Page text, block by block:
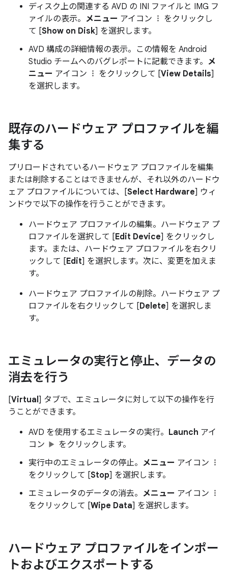
ディスク上の関連する AVD の INI ファイルと IMG フ
ァイルの表示。 メニュー アイコン
をクリックし
て [Show on Disk] を選択します。
AVD 構成の詳細情報の表示。この情報を Android
Studio チームへのバグレポートに記載できます。 メ
ニュー アイコン をクリックして [View Details]
を選択します。
既存のハードウェア プロファイルを編
集する
プリロードされているハードウェア プロファイルを編集
または削除することはできませんが、それ以外のハードウ
ェア プロファイルについては、[Select Hardware] ウィ
ンドウで以下の操作を行うことができます。
ハードウェア プロファイルの編集。ハードウェア プ
ロファイルを選択して [Edit Device] をクリックし
ます。または、ハードウェア プロファイルを右クリ
ックして [Edit] を選択します。次に、変更を加えま
す。
ハードウェア プロファイルの削除。ハードウェア プ
ロファイルを右クリックして [Delete] を選択しま
す。
エミュレータの実行と停止、データの
消去を行う
[Virtual ] タブで、エミュレータに対して以下の操作を行
うことができます。
AVD を使用するエミュレータの実行。 Launch アイ
コン
をクリックします。
実行中のエミュレータの停止。 メニュー アイコン
をクリックして [Stop] を選択します。
エミュレータのデータの消去。 メニュー アイコン
をクリックして [Wipe Data] を選択します。
ハードウェア プロファイルをインポー
トおよびエクスポートする